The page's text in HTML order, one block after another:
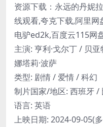
资源下载：永远的丹妮
线观看,夸克下载,阿里
电驴ed2k,百度云115网
主演: 亨利·戈尔丁 / 贝
娜塔莉·波萨
类型: 剧情 / 爱情 / 科幻
制片国家/地区: 西班牙 /
语言: 英语
上映日期: 2024-09-05(